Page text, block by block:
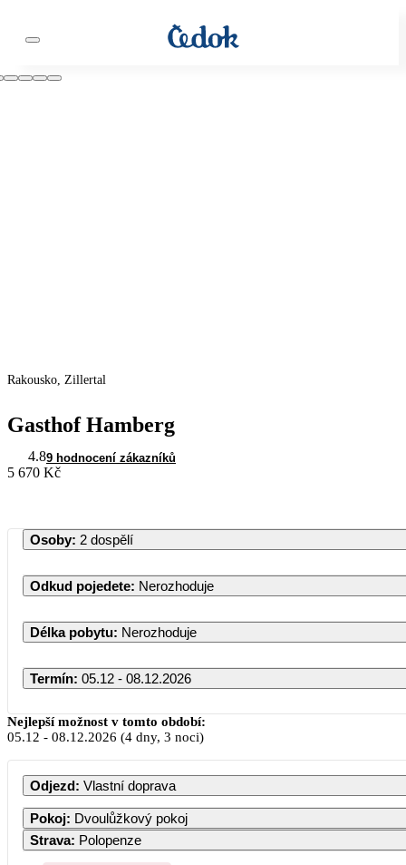
Rakousko, Zillertal
Gasthof Hamberg
4.89 hodnocení zákazníků
5 670 Kč
Osoby: 2 dospělí
Odkud pojedete: Nerozhoduje
Délka pobytu: Nerozhoduje
Termín: 05.12 - 08.12.2026
PO ÚT
1
7 8
Nejlepší možnost v tomto období:
05.12 - 08.12.2026 (4 dny, 3 noci)
Odjezd: Vlastní doprava
Pokoj: Dvoulůžkový pokoj
Strava: Polopenze